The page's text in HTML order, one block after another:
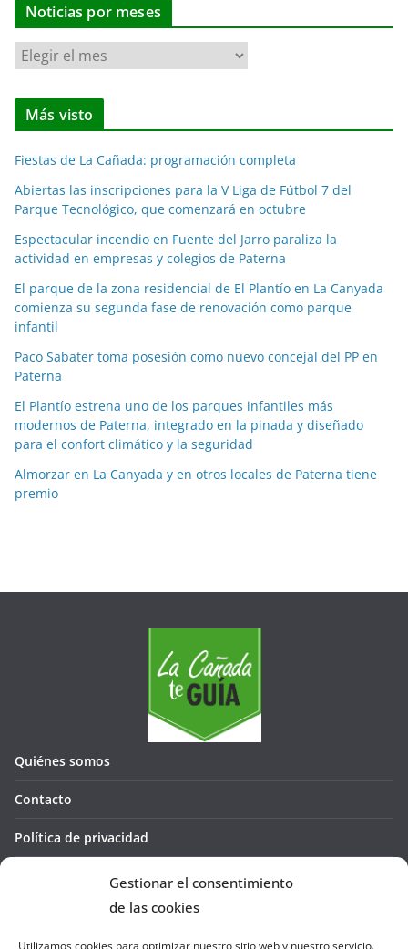
Gestionar el consentimiento
de las cookies
Utilizamos cookies para optimizar nuestro sitio web y nuestro servicio.
Noticias por meses
N
o
t
i
a
s
p
o
m
e
e
Más visto
Fiestas de La Cañada: programación completa
Abiertas las inscripciones para la V Liga de Fútbol 7 del
Parque Tecnológico, que comenzará en octubre
Espectacular incendio en Fuente del Jarro paraliza la
actividad en empresas y colegios de Paterna
El parque de la zona residencial de El Plantío en La Canyada
comienza su segunda fase de renovación como parque
infantil
Paco Sabater toma posesión como nuevo concejal del PP en
Paterna
El Plantío estrena uno de los parques infantiles más
modernos de Paterna, integrado en la pinada y diseñado
para el confort climático y la seguridad
Almorzar en La Canyada y en otros locales de Paterna tiene
premio
Quiénes somos
Contacto
Política de privacidad
Política de cookies (UE)